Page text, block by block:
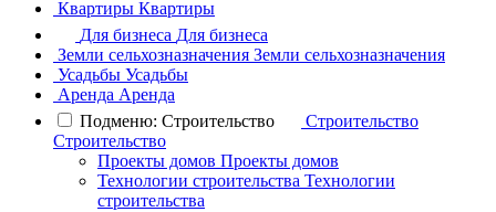
Квартиры Квартиры
Для бизнеса Для бизнеса
Земли сельхозназначения Земли сельхозназначения
Усадьбы Усадьбы
Аренда Аренда
Подменю: Строительство
Строительство
Строительство
Проекты домов Проекты домов
Технологии строительства Технологии
строительства